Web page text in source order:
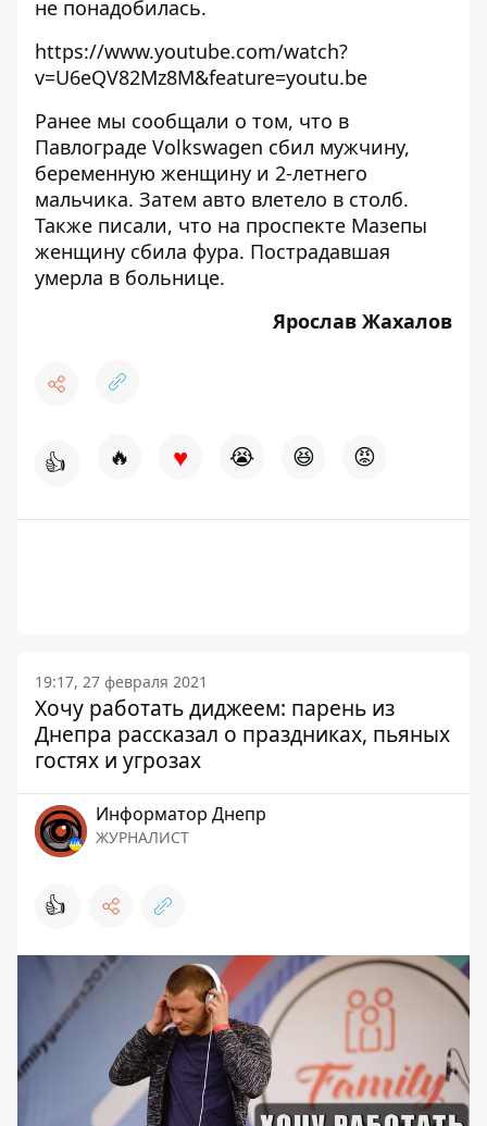
не понадобилась.
https://www.youtube.com/watch?
v=U6eQV82Mz8M&feature=youtu.be
Ранее мы сообщали о том, что в
Павлограде Volkswagen сбил мужчину,
беременную женщину и 2-летнего
мальчика. Затем авто влетело в столб.
Также писали, что на проспекте Мазепы
женщину сбила фура. Пострадавшая
умерла в больнице.
Ярослав Жахалов
👍 🔥 ♥ 😭 😆 😡
19:17, 27 февраля 2021
Хочу работать диджеем: парень из
Днепра рассказал о праздниках, пьяных
гостях и угрозах
Информатор Днепр
ЖУРНАЛИСТ
👍